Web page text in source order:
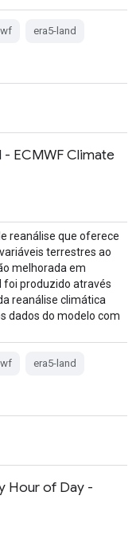
era5-land
ECMWF Climate
reanálise que oferece
terrestres ao
melhorada em
foi produzido através
reanálise climática
dados do modelo com
era5-land
Hour of Day -